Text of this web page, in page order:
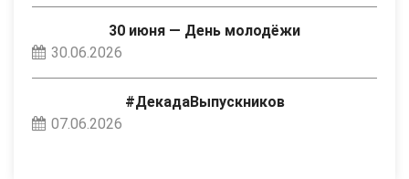
30 июня — День молодёжи
30.06.2026
#ДекадаВыпускников
07.06.2026